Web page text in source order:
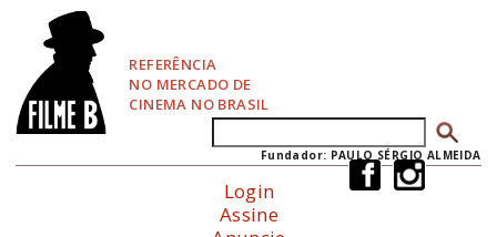
REFERÊNCIA
NO MERCADO DE
CINEMA NO BRASIL
Formulário de busca
Fundador: PAULO SÉRGIO ALMEIDA
Login
Assine